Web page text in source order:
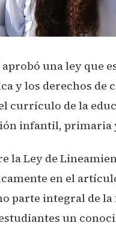
una ley que
y los derechos de
currículo de la
infantil, primaria
la Ley de
en el
parte integral de
un